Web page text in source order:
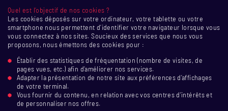
Quel est l’objectif de nos cookies ?
Les cookies déposés sur votre ordinateur, votre tablette ou votre
smartphone nous permettent d’identifier votre navigateur lorsque vous
vous connectez à nos sites. Soucieux des services que nous vous
proposons, nous émettons des cookies pour :
Établir des statistiques de fréquentation (nombre de visites, de
pages vues, etc.) afin d’améliorer nos services.
Adapter la présentation de notre site aux préférences d’affichages
de votre terminal.
Vous fournir du contenu, en relation avec vos centres d’intérêts et
de personnaliser nos offres.